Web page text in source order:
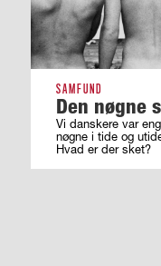
SAMFUND
Den nøgne
Vi danskere var
nøgne i tide og
Hvad er der sket?